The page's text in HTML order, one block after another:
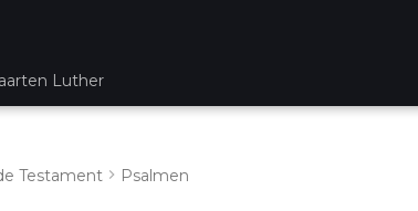
Luther
Testament Psalmen